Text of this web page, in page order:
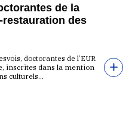
de la
des
doctorantes de l’EUR
inscrites dans la mention
culturels…